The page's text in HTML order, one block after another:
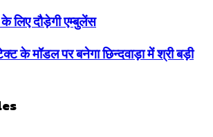
लिए दौड़ेगी एम्बुलेंस
के मॉडल पर बनेगा छिन्दवाड़ा में श्री बड़ी